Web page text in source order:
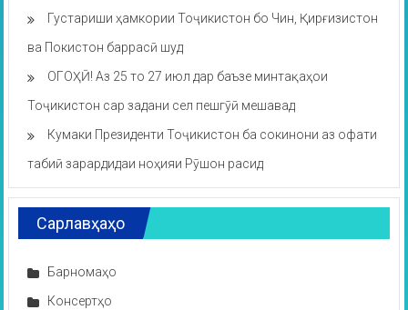
Густариши ҳамкории Тоҷикистон бо Чин, Қирғизистон
ва Покистон баррасӣ шуд
ОГОҲӢ! Аз 25 то 27 июл дар баъзе минтақаҳои
Тоҷикистон сар задани сел пешгӯӣ мешавад
Кумаки Президенти Тоҷикистон ба сокинони аз офати
табиӣ зарардидаи ноҳияи Рӯшон расид
Сарлавҳаҳо
Барномаҳо
Консертҳо